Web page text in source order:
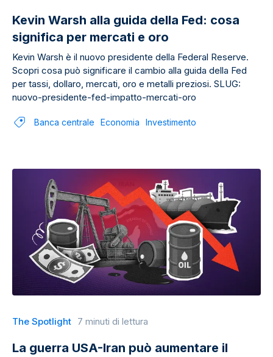
Kevin Warsh alla guida della Fed: cosa
significa per mercati e oro
Kevin Warsh è il nuovo presidente della Federal Reserve.
Scopri cosa può significare il cambio alla guida della Fed
per tassi, dollaro, mercati, oro e metalli preziosi. SLUG:
nuovo-presidente-fed-impatto-mercati-oro
Banca centrale Economia Investimento
The Spotlight 7 minuti di lettura
La guerra USA-Iran può aumentare il